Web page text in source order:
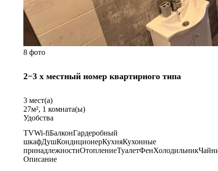
8 фото
2−3 x местный номер квартирного типа
3 мест(а)
27м², 1 комната(ы)
Удобства
TVWi-fiБалконГардеробный
шкафДушКондиционерКухняКухонные
принадлежностиОтоплениеТуалетФенХолодильник
Описание